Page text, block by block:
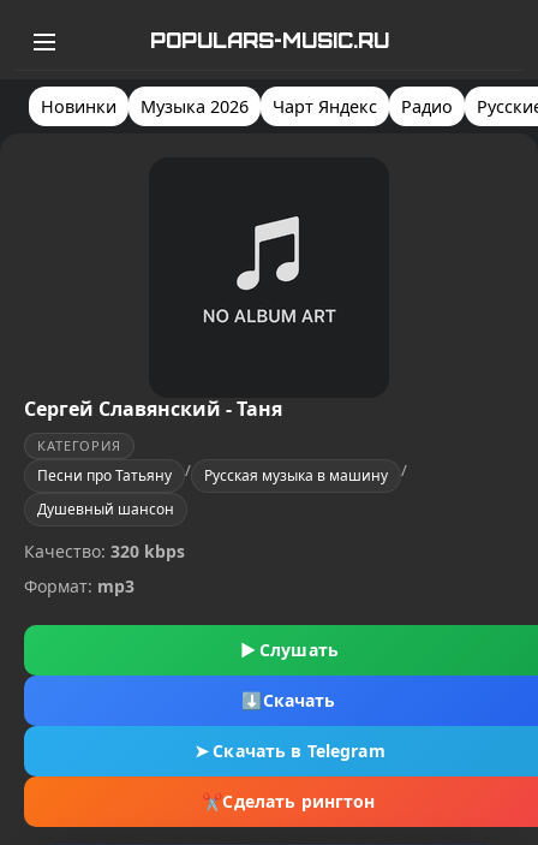
POPULARS-MUSIC.RU
Новинки Музыка 2026 Чарт Яндекс Радио
Сергей Славянский - Таня
КАТЕГОРИЯ
Песни про Татьяну / Русская музыка в машину /
Душевный шансон
Качество: 320 kbps
Формат: mp3
▶ Слушать
⬇Скачать
➤Скачать в Telegram
✂Сделать рингтон